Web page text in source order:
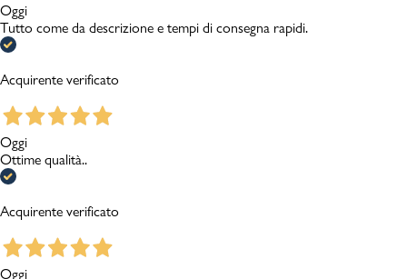
Oggi
Tutto come da descrizione e tempi di consegna rapidi.
Acquirente verificato
Oggi
Ottime qualità..
Acquirente verificato
Oggi